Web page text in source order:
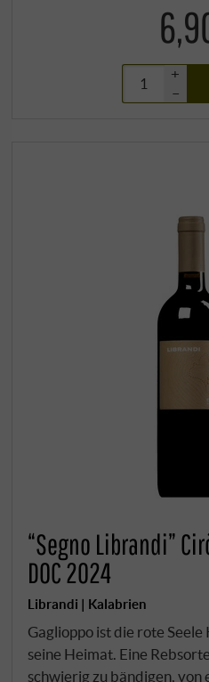
+
–
“Segno Librandi”
DOC 2024
Librandi | Kalabrien
Gaglioppo ist die rote
seine Heimat. Eine
schwierig zu bändigen,